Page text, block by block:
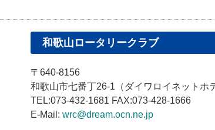
和歌山ロータリークラブ
〒640-8156
和歌山市七番丁26-1（ダイワロイネットホ
TEL:073-432-1681 FAX:073-428-1666
E-Mail: wrc@dream.ocn.ne.jp